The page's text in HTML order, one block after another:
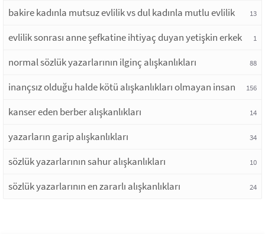
bakire kadınla mutsuz evlilik vs dul kadınla mutlu evlilik 13
evlilik sonrası anne şefkatine ihtiyaç duyan yetişkin erkek 1
normal sözlük yazarlarının ilginç alışkanlıkları 88
inançsız olduğu halde kötü alışkanlıkları olmayan insan 156
kanser eden berber alışkanlıkları 14
yazarların garip alışkanlıkları 34
sözlük yazarlarının sahur alışkanlıkları 10
sözlük yazarlarının en zararlı alışkanlıkları 24